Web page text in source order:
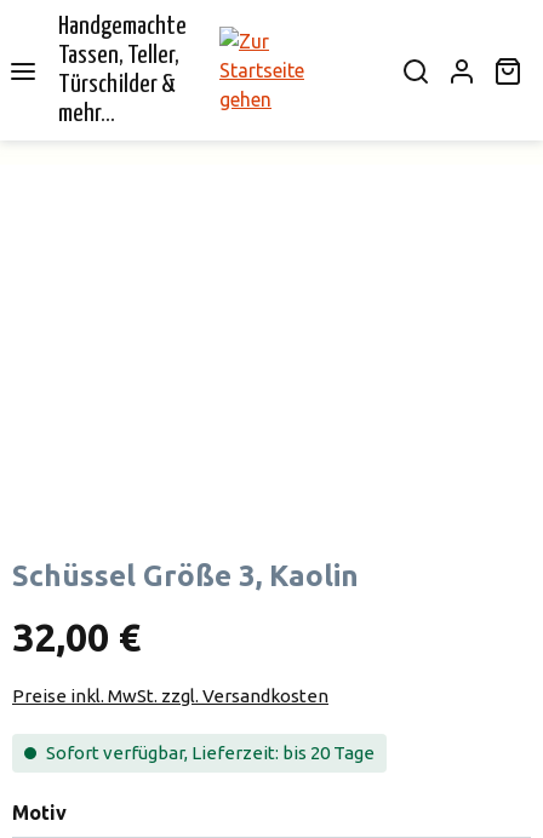
springen
Handgemachte
Tassen, Teller,
Türschilder &
mehr...
Schüssel Größe 3, Kaolin
32,00 €
Preise inkl. MwSt. zzgl. Versandkosten
Sofort verfügbar, Lieferzeit: bis 20 Tage
Motivauswählen